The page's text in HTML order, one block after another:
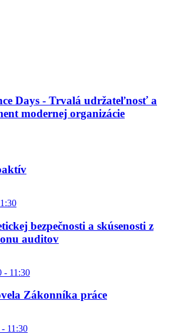
Days - Trvalá udržateľnosť a
modernej organizácie
bezpečnosti a skúsenosti z
auditov
- 11:30
Zákonníka práce
11:30